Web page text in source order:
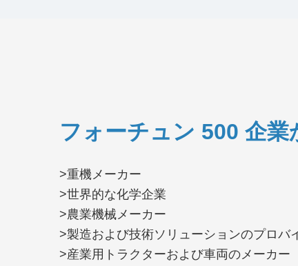
フォーチュン 500 企業
>重機メーカー
>世界的な化学企業
>農業機械メーカー
>製造および技術ソリューションのプロバ
>産業用トラクターおよび車両のメーカー